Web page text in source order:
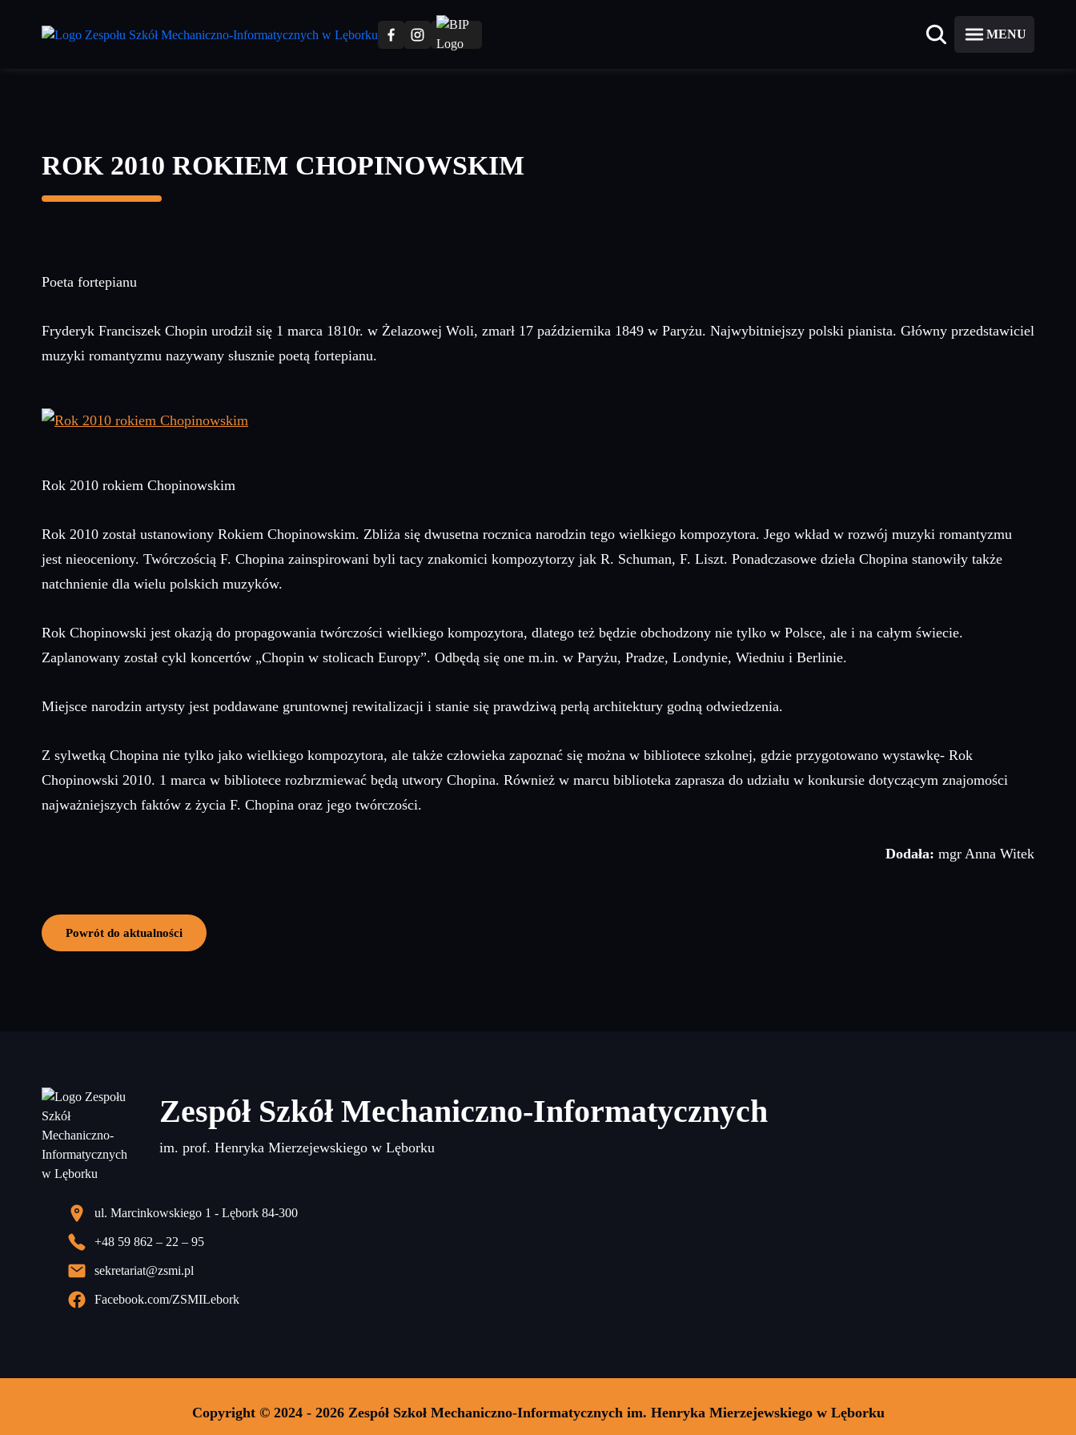
MENU
ROK 2010 ROKIEM CHOPINOWSKIM
Poeta fortepianu
Fryderyk Franciszek Chopin urodził się 1 marca 1810r. w Żelazowej Woli, zmarł 17 października 1849 w Paryżu. Najwybitniejszy polski pianista. Główny przedstawiciel
muzyki romantyzmu nazywany słusznie poetą fortepianu.
Rok 2010 rokiem Chopinowskim
Rok 2010 został ustanowiony Rokiem Chopinowskim. Zbliża się dwusetna rocznica narodzin tego wielkiego kompozytora. Jego wkład w rozwój muzyki romantyzmu
jest nieoceniony. Twórczością F. Chopina zainspirowani byli tacy znakomici kompozytorzy jak R. Schuman, F. Liszt. Ponadczasowe dzieła Chopina stanowiły także
natchnienie dla wielu polskich muzyków.
Rok Chopinowski jest okazją do propagowania twórczości wielkiego kompozytora, dlatego też będzie obchodzony nie tylko w Polsce, ale i na całym świecie.
Zaplanowany został cykl koncertów „Chopin w stolicach Europy”. Odbędą się one m.in. w Paryżu, Pradze, Londynie, Wiedniu i Berlinie.
Miejsce narodzin artysty jest poddawane gruntownej rewitalizacji i stanie się prawdziwą perłą architektury godną odwiedzenia.
Z sylwetką Chopina nie tylko jako wielkiego kompozytora, ale także człowieka zapoznać się można w bibliotece szkolnej, gdzie przygotowano wystawkę- Rok
Chopinowski 2010. 1 marca w bibliotece rozbrzmiewać będą utwory Chopina. Również w marcu biblioteka zaprasza do udziału w konkursie dotyczącym znajomości
najważniejszych faktów z życia F. Chopina oraz jego twórczości.
Dodała: mgr Anna Witek
Powrót do aktualności
Zespół Szkół Mechaniczno-Informatycznych
im. prof. Henryka Mierzejewskiego w Lęborku
ul. Marcinkowskiego 1 - Lębork 84-300
+48 59 862 – 22 – 95
sekretariat@zsmi.pl
Facebook.com/ZSMILebork
Copyright © 2024 - 2026 Zespół Szkoł Mechaniczno-Informatycznych im. Henryka Mierzejewskiego w Lęborku